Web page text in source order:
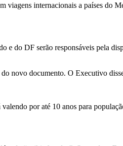
internacionais a países do
e do DF serão responsáveis pela
novo documento. O Executivo
por até 10 anos para